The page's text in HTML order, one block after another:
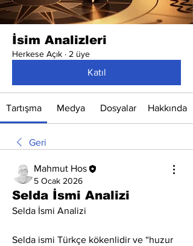
İsim Analizleri
Herkese Açık · 2 üye
Katıl
Tartışma Medya Dosyalar Hakkında
Geri
Mahmut Hos
5 Ocak 2026
Selda İsmi Analizi
Selda İsmi Analizi
Selda ismi Türkçe kökenlidir ve “huzur